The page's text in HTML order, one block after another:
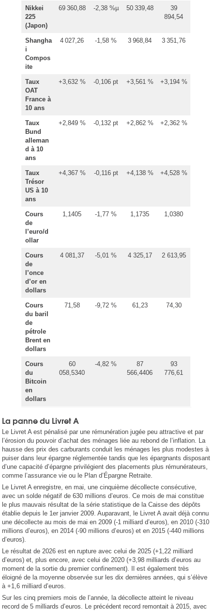
Nikkei
225
(Japon)
69 360,88 -2,38 %µ 50 339,48
39
894,54
Shangha
i
Compos
ite
4 027,26 -1,58 % 3 968,84 3 351,76
Taux
OAT
France à
10 ans
+3,632 % -0,106 pt +3,561 % +3,194 %
Taux
Bund
alleman
d à 10
ans
+2,849 % -0,132 pt +2,862 % +2,362 %
Taux
Trésor
US à 10
ans
+4,367 % -0,116 pt +4,138 % +4,528 %
Cours
de
l’euro/d
ollar
1,1405 -1,77 % 1,1735 1,0380
Cours
de
l’once
d’or en
dollars
4 081,37 -5,01 % 4 325,17 2 613,95
Cours
du baril
de
pétrole
Brent en
dollars
71,58 -9,72 % 61,23 74,30
Cours
du
Bitcoin
en
dollars
60
058,5340
-4,82 %
87
566,4406
93
776,61
La panne du Livret A
Le Livret A est pénalisé par une rémunération jugée peu attractive et par
l’érosion du pouvoir d’achat des ménages liée au rebond de l’inflation. La
hausse des prix des carburants conduit les ménages les plus modestes à
puiser dans leur épargne réglementée tandis que les épargnants disposant
d’une capacité d’épargne privilégient des placements plus rémunérateurs,
comme l’assurance vie ou le Plan d’Épargne Retraite.
Le Livret A enregistre, en mai, une cinquième décollecte consécutive,
avec un solde négatif de 630 millions d’euros. Ce mois de mai constitue
le plus mauvais résultat de la série statistique de la Caisse des dépôts
établie depuis le 1er janvier 2009. Auparavant, le Livret A avait déjà connu
une décollecte au mois de mai en 2009 (-1 milliard d’euros), en 2010 (-310
millions d’euros), en 2014 (-90 millions d’euros) et en 2015 (-440 millions
d’euros).
Le résultat de 2026 est en rupture avec celui de 2025 (+1,22 milliard
d’euros) et, plus encore, avec celui de 2020 (+3,98 milliards d’euros au
moment de la sortie du premier confinement). Il est également très
éloigné de la moyenne observée sur les dix dernières années, qui s’élève
à +1,6 milliard d’euros.
Sur les cinq premiers mois de l’année, la décollecte atteint le niveau
record de 5 milliards d’euros. Le précédent record remontait à 2015, avec